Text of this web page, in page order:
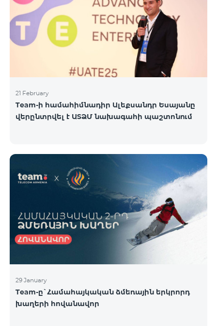
21 February
Team-ի համահիմնադիր Ալեքսանդր Եսայանը
վերընտրվել է ԱՏՁՄ նախագահի պաշտոնում
29 January
Team-ը`Համահայկական ձմեռային երկրորդ
խաղերի հովանավոր